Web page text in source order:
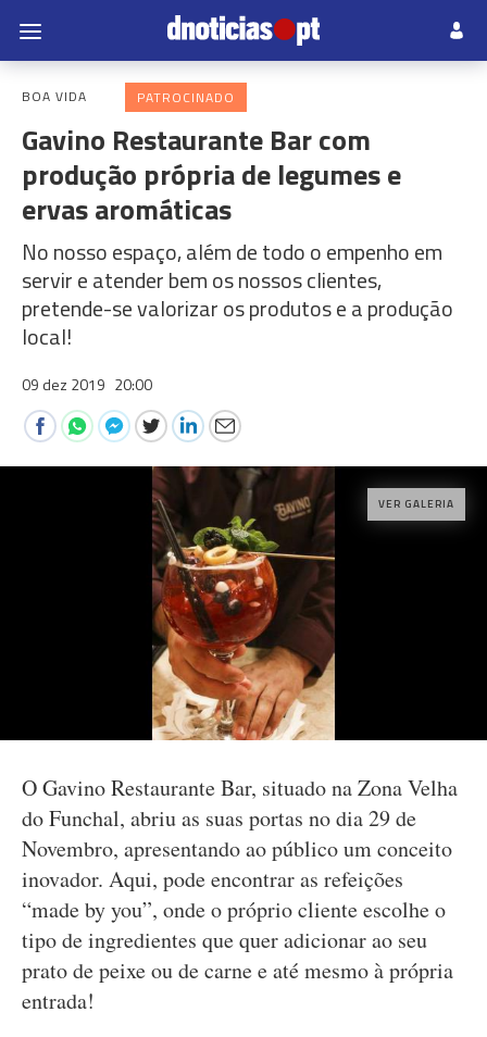
BOA VIDA PATROCINADO
Gavino Restaurante Bar com
produção própria de legumes e
ervas aromáticas
No nosso espaço, além de todo o empenho em
servir e atender bem os nossos clientes,
pretende-se valorizar os produtos e a produção
local!
09 dez 2019 20:00
VER GALERIA
O Gavino Restaurante Bar, situado na Zona Velha
do Funchal, abriu as suas portas no dia 29 de
Novembro, apresentando ao público um conceito
inovador. Aqui, pode encontrar as refeições
“made by you”, onde o próprio cliente escolhe o
tipo de ingredientes que quer adicionar ao seu
prato de peixe ou de carne e até mesmo à própria
entrada!